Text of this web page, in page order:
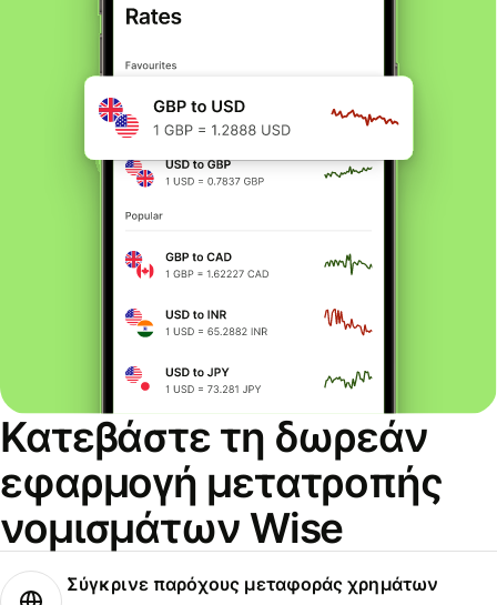
Κατεβάστε τη δωρεάν
εφαρμογή μετατροπής
νομισμάτων Wise
Σύγκρινε παρόχους μεταφοράς χρημάτων